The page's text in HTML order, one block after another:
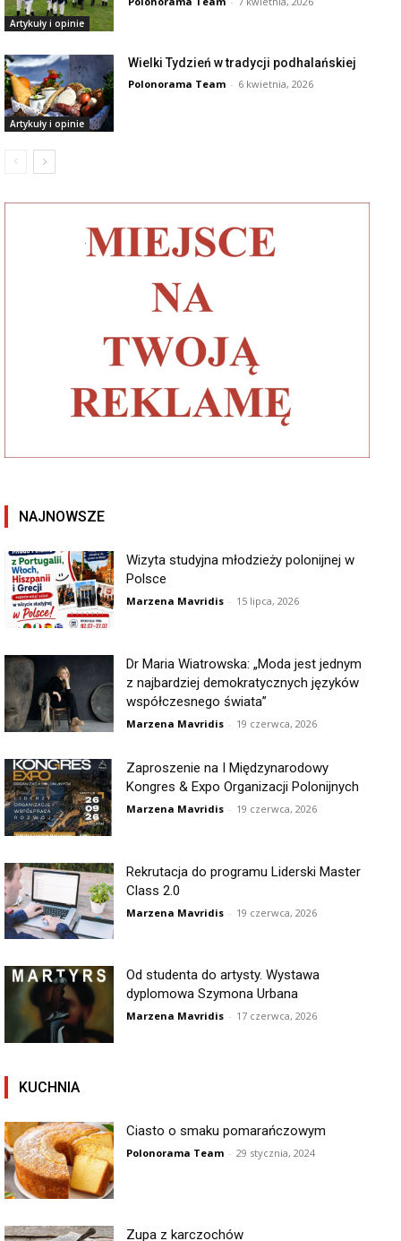
Artykuły i opinie
Artykuły i opinie
Wielki Tydzień w tradycji podhalańskiej
Polonorama Team - 6 kwietnia, 2026
NAJNOWSZE
Wizyta studyjna młodzieży polonijnej w
Polsce
Marzena Mavridis - 15 lipca, 2026
Dr Maria Wiatrowska: „Moda jest jednym
z najbardziej demokratycznych języków
współczesnego świata”
Marzena Mavridis - 19 czerwca, 2026
Zaproszenie na I Międzynarodowy
Kongres & Expo Organizacji Polonijnych
Marzena Mavridis - 19 czerwca, 2026
Rekrutacja do programu Liderski Master
Class 2.0
Marzena Mavridis - 19 czerwca, 2026
Od studenta do artysty. Wystawa
dyplomowa Szymona Urbana
Marzena Mavridis - 17 czerwca, 2026
KUCHNIA
Ciasto o smaku pomarańczowym
Polonorama Team - 29 stycznia, 2024
Zupa z karczochów